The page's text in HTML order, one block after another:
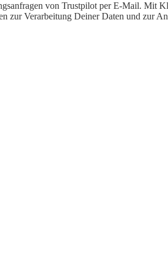
von Trustpilot per E-Mail. Mit
zur Verarbeitung Deiner Daten und zur